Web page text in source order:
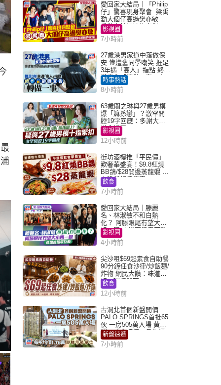
愛回家大結局｜「Philip
仔」驚喜現身聚會 梁禹
勤大個仔高過樊亦敏 超
乖黐實林淑敏許家傑
影視圈
7小時前
27歲港男家道中落做保
安 慘遭舊同學嘲笑 捱足
3年遇「高人」指點 終辭
職宣告「轉做一事」｜
Juicy叮
時事熱話
8小時前
63歲關之琳與27歲男模
爆「嫲孫戀」？激罕開
腔19字回應：多謝大家
掛念近況
影視圈
12小時前
街坊酒樓推「平民價」
歎奢華盛宴！$9.8紅燒
BB鴿/$28開邊蒸龍蝦 3
大晚餐超值優惠
飲食
7小時前
愛回家大結局｜滕麗
名、林淑敏不和白熱
化？ 阿滕眼尾冇望大小
姐一眼 商場直播零互動
影視圈
4小時前
尖沙咀$69起素食自助餐
90分鐘任食沙律/炒飯麵/
炸物 網民大讚：味道
好，環境闊落
飲食
12小時前
古洞北首個新盤開價
PALO SPRINGS首批65
伙 一房505萬入場 黃光
耀：「北都價」具指標
作用
新盤速遞
7小時前